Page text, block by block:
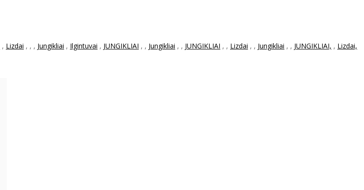
, Lizdai , , , Jungikliai , Ilgintuvai , JUNGIKLIAI , , Jungikliai , , JUNGIKLIAI , , Lizdai , , Jungikliai , , JUNGIKLIAI, , Lizdai,